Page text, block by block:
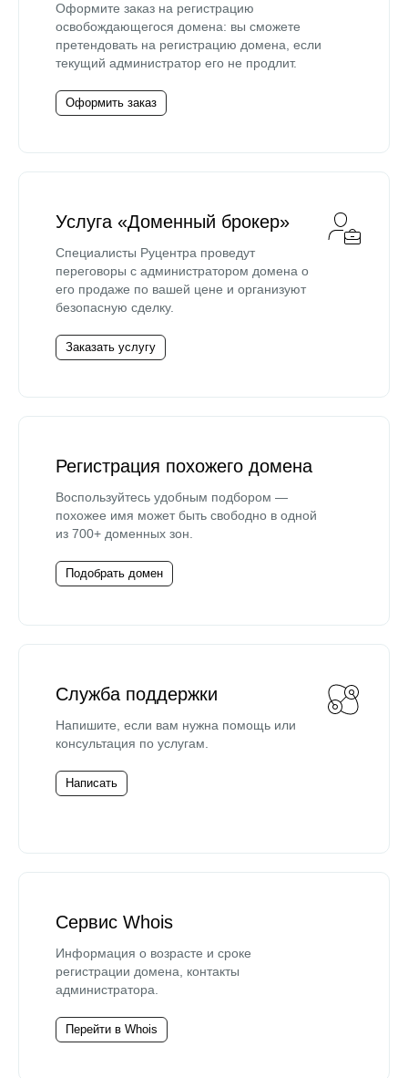
Оформите заказ на регистрацию
освобождающегося домена: вы сможете
претендовать на регистрацию домена, если
текущий администратор его не продлит.
Оформить заказ
Услуга «Доменный брокер»
Специалисты Руцентра проведут
переговоры с администратором домена о
его продаже по вашей цене и организуют
безопасную сделку.
Заказать услугу
Регистрация похожего домена
Воспользуйтесь удобным подбором —
похожее имя может быть свободно в одной
из 700+ доменных зон.
Подобрать домен
Служба поддержки
Напишите, если вам нужна помощь или
консультация по услугам.
Написать
Сервис Whois
Информация о возрасте и сроке
регистрации домена, контакты
администратора.
Перейти в Whois